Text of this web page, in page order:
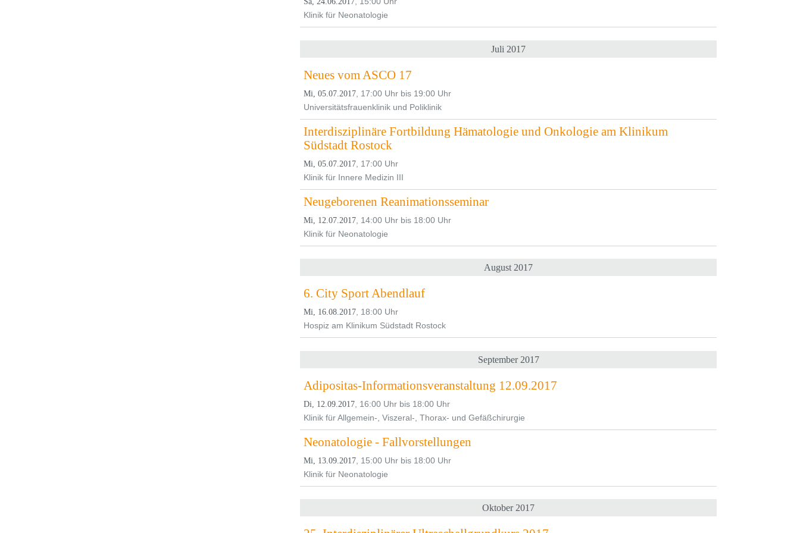
Klinik für Neonatologie
Juli 2017
Neues vom ASCO 17
Mi, 05.07.2017 , 17:00 Uhr bis 19:00 Uhr
Universitätsfrauenklinik und Poliklinik
Interdisziplinäre Fortbildung Hämatologie und Onkologie am Klinikum
Südstadt Rostock
Mi, 05.07.2017 , 17:00 Uhr
Klinik für Innere Medizin III
Neugeborenen Reanimationsseminar
Mi, 12.07.2017 , 14:00 Uhr bis 18:00 Uhr
Klinik für Neonatologie
August 2017
6. City Sport Abendlauf
Mi, 16.08.2017 , 18:00 Uhr
Hospiz am Klinikum Südstadt Rostock
September 2017
Adipositas-Informationsveranstaltung 12.09.2017
Di, 12.09.2017 , 16:00 Uhr bis 18:00 Uhr
Klinik für Allgemein-, Viszeral-, Thorax- und Gefäßchirurgie
Neonatologie - Fallvorstellungen
Mi, 13.09.2017 , 15:00 Uhr bis 18:00 Uhr
Klinik für Neonatologie
Oktober 2017